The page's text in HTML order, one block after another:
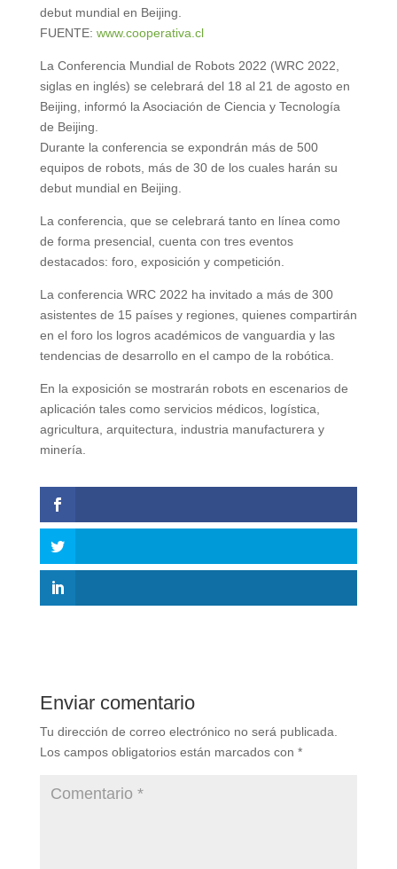
debut mundial en Beijing.
FUENTE: www.cooperativa.cl
La Conferencia Mundial de Robots 2022 (WRC 2022,
siglas en inglés) se celebrará del 18 al 21 de agosto en
Beijing, informó la Asociación de Ciencia y Tecnología
de Beijing.
Durante la conferencia se expondrán más de 500
equipos de robots, más de 30 de los cuales harán su
debut mundial en Beijing.
La conferencia, que se celebrará tanto en línea como
de forma presencial, cuenta con tres eventos
destacados: foro, exposición y competición.
La conferencia WRC 2022 ha invitado a más de 300
asistentes de 15 países y regiones, quienes compartirán
en el foro los logros académicos de vanguardia y las
tendencias de desarrollo en el campo de la robótica.
En la exposición se mostrarán robots en escenarios de
aplicación tales como servicios médicos, logística,
agricultura, arquitectura, industria manufacturera y
minería.
Enviar comentario
Tu dirección de correo electrónico no será publicada.
Los campos obligatorios están marcados con *